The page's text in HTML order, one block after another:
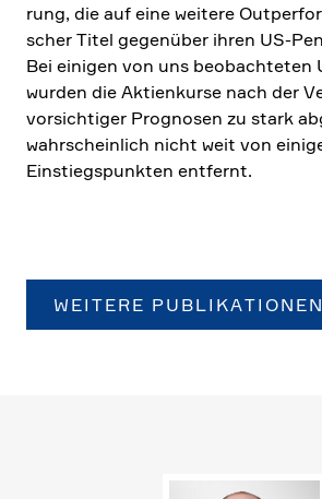
rung, die auf eine weitere
scher Titel gegen­über ihren US-
Bei einigen von uns beobach­teten
wurden die Aktien­kurse nach der
vorsich­tiger Prognosen zu stark
wahrschein­lich nicht weit von
Einstiegs­punkten entfernt.
WEITERE PUBLI­KA­TIONEN